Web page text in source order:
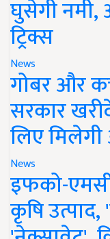
घुसेगी
ट्रिक्स
News
गोबर और
सरकार
लिए
News
इफको-
कृषि